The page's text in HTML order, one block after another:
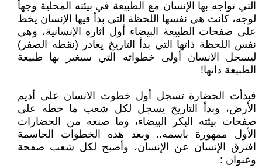
التي تواجه بها الإنسان مع الطبيعة في بيئته المحلية وجهاً
لوجه، كانت هي نفسها اللحظة التي بدأ فيها الإنسان يخط
على صفحات الطبيعة البيضاء أول آثاره الإنسانية، وهي
نفس اللحظة ذاتها التي بدأ التاريخ يغادر (نقطه الصفر)
ليسجل الانسان أولى خطواته التي سيغير بها طبيعة
الطبيعة ذاتها!
فبدأت الحضارة تسجل أول خطوت الانسان على أديم
الأرض، وبدأ التاريخ يسجل لكل شعب ما خطه على
صفحات بيئته البكر البيضاء، وما صنعه من الحضارات
الأول ممهورة باسمه.. وبعد هذه الخطوات الحاسمة
افترق الإنسان عن الإنسان، وأصبح لكل شعب صفحة
وعنوان :